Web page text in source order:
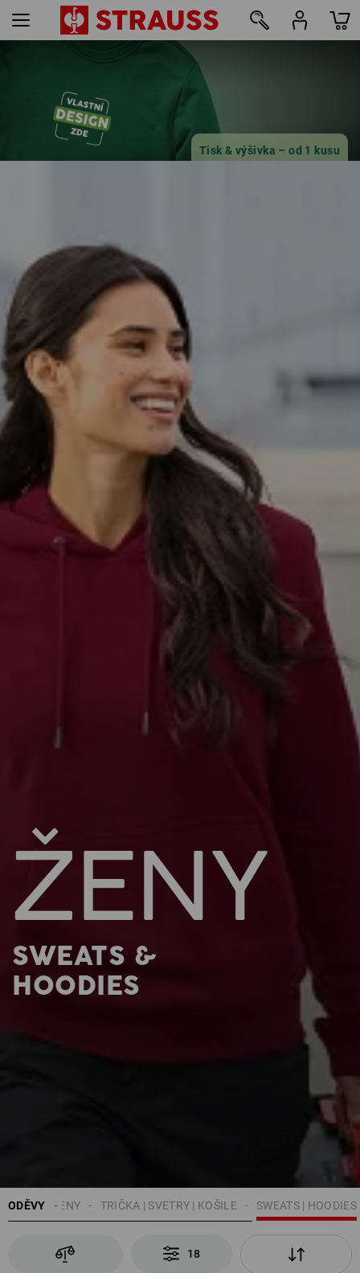
Tisk & výšivka – od 1 kusu
ŽENY
SWEATS &
HOODIES
ODĚVY SWEATS | HOODIES
TRIČKA | SVETRY | KOŠILE
ŽENY
18